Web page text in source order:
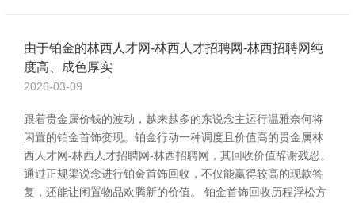
由于铂金的林西人才网-林西人才招聘网-林西招聘网纯
度高、成色厚实
2026-03-09
跟着贵金属价钱的波动，越来越多的东说念主运行温雅奈何将
闲置的铂金首饰变现。铂金行动一种调度且价值高的贵金属林
西人才网-林西人才招聘网-林西招聘网，其回收价值辞谢残忍。
通过正规渠说念进行铂金首饰回收，不仅能赢得较高的现款答
复，还能让闲置物品欢腾新的价值。 铂金首饰回收历程浮松方